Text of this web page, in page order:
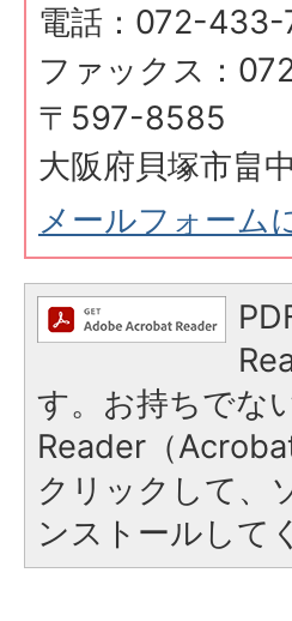
電話：072-433-
ファックス：
〒597-8585
大阪府貝塚市畠
メールフォーム
す。お持ちでな
Reader（
クリックして、
ンストールして